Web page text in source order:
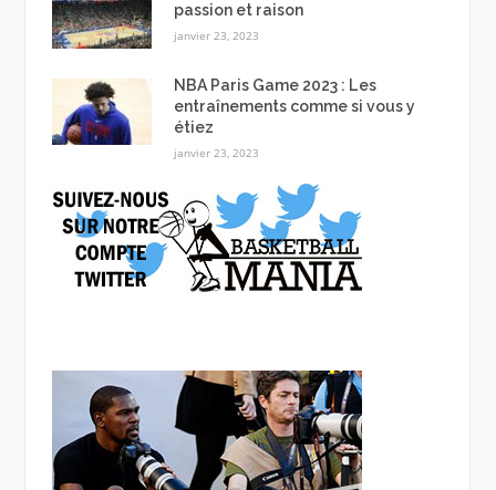
passion et raison
janvier 23, 2023
NBA Paris Game 2023 : Les
entraînements comme si vous y
étiez
janvier 23, 2023